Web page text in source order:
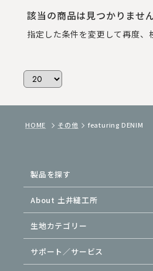
合わせていただけるアイテムです
該当の商品は見つかりませ
指定した条件を変更して再度、
HOME その他 featuring DENIM
製品を探す
About 土井縫工所
生地カテゴリー
サポート／サービス